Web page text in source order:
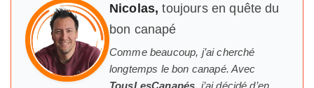
Nicolas,toujours en quête du
bon canapé
Comme beaucoup, j’ai cherché
longtemps lebon canapé. Avec
TousLesCanapés, j’ai décidé d’en